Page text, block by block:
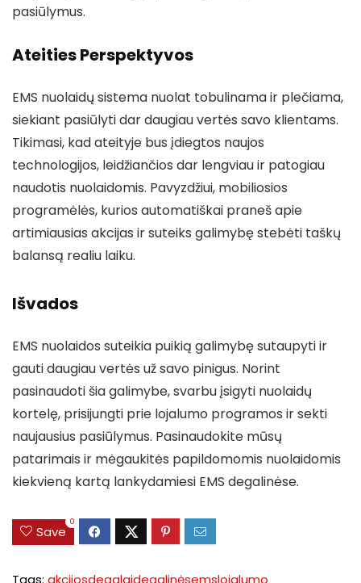
pasiūlymus.
Ateities Perspektyvos
EMS nuolaidų sistema nuolat tobulinama ir plečiama,
siekiant pasiūlyti dar daugiau vertės savo klientams.
Tikimasi, kad ateityje bus įdiegtos naujos
technologijos, leidžiančios dar lengviau ir patogiau
naudotis nuolaidomis. Pavyzdžiui, mobiliosios
programėlės, kurios automatiškai praneš apie
artimiausias akcijas ir suteiks galimybę stebėti taškų
balansą realiu laiku.
Išvados
EMS nuolaidos suteikia puikią galimybę sutaupyti ir
gauti daugiau vertės už savo pinigus. Norint
pasinaudoti šia galimybe, svarbu įsigyti nuolaidų
kortelę, prisijungti prie lojalumo programos ir sekti
naujausius pasiūlymus. Pasinaudokite mūsų
patarimais ir mėgaukitės papildomomis nuolaidomis
kiekvieną kartą lankydamiesi EMS degalinėse.
Save
0
Tags: akcijosdegalaidegalinėsemslojalumo